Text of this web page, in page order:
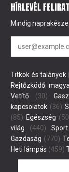
HÍRLEVÉL
Mindig
Titkok és talányok
Rejtőzködő
Vetítő (30)
kapcsolatok (36)
(85) Egészség
világ (440) Sport
Gazdaság (770)
Heti lámpás (459)